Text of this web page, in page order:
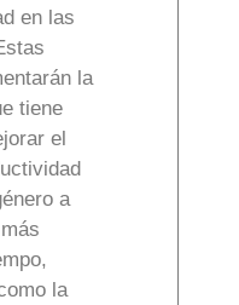
en las
la
tiene
el
a
la